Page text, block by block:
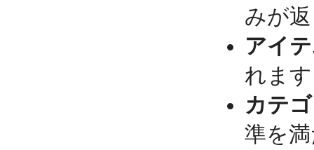
みが
アイ
れま
カテ
準を